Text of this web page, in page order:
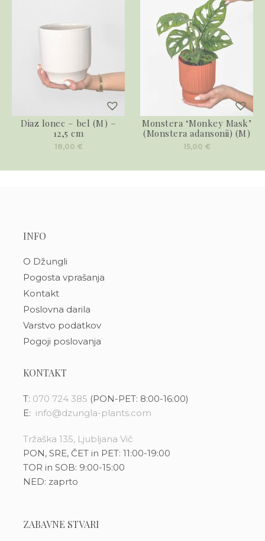
Diaz lonec – bel (M) –
12,5 cm
18,00 €
Monstera ‘Monkey Mask’
(Monstera adansonii) (M)
15,00 €
INFO
O Džungli
Pogosta vprašanja
Kontakt
Poslovna darila
Varstvo podatkov
Pogoji poslovanja
KONTAKT
T: 070 724 385 (PON-PET: 8:00-16:00)
E: info@dzungla-plants.com
Tržaška 135, Ljubljana Vič
PON, SRE, ČET in PET: 11:00-19:00
TOR in SOB: 9:00-15:00
NED: zaprto
ZABAVNE STVARI